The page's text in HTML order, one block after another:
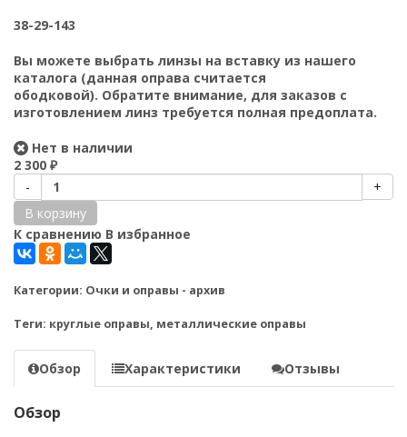
38-29-143
Вы можете выбрать линзы на вставку из нашего
каталога (данная оправа считается
ободковой). Обратите внимание, для заказов с
изготовлением линз требуется полная предоплата.
Нет в наличии
2 300 ₽
-
+
В корзину
К сравнению В избранное
Категории: Очки и оправы - архив
Теги: круглые оправы, металлические оправы
Обзор Характеристики Отзывы
Обзор